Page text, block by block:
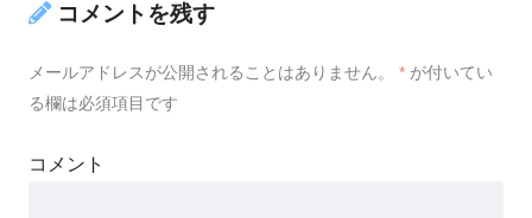
コメントを残す
メールアドレスが公開されることはありません。 * が付いてい
る欄は必須項目です
コメント